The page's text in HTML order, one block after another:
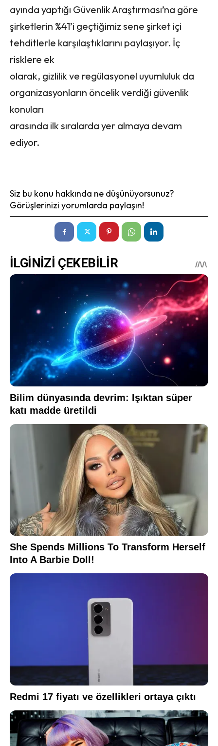
ayında yaptığı Güvenlik Araştırması’na göre
şirketlerin %41’i geçtiğimiz sene şirket içi
tehditlerle karşılaştıklarını paylaşıyor. İç
risklere ek
olarak, gizlilik ve regülasyonel uyumluluk da
organizasyonların öncelik verdiği güvenlik
konuları
arasında ilk sıralarda yer almaya devam
ediyor.
Siz bu konu hakkında ne düşünüyorsunuz?
Görüşlerinizi yorumlarda paylaşın!